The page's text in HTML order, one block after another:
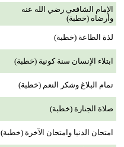
الإمام الشافعي رضي الله عنه
وأرضاه (خطبة)
لذة الطاعة (خطبة)
ابتلاء الإنسان سنة كونية (خطبة)
تمام البلاغ وشكر النعم (خطبة)
صلاة الجنازة (خطبة)
امتحان الدنيا وامتحان الآخرة (خطبة)